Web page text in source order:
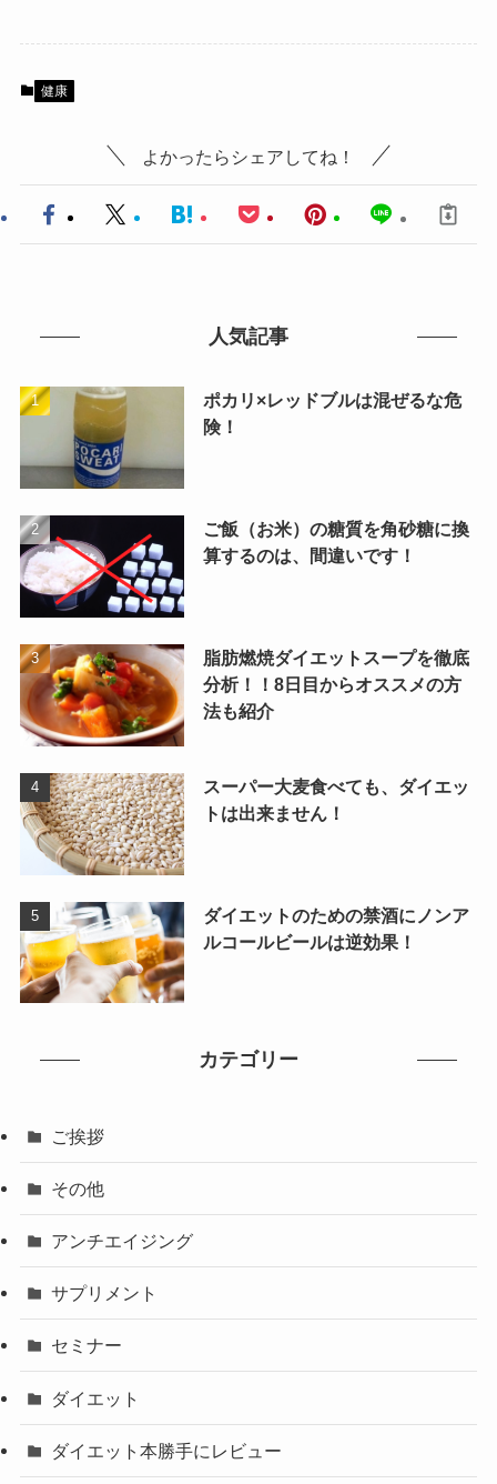
健康
よかったらシェアしてね！
人気記事
ポカリ×レッドブルは混ぜるな危
険！
ご飯（お米）の糖質を角砂糖に換
算するのは、間違いです！
脂肪燃焼ダイエットスープを徹底
分析！！8日目からオススメの方
法も紹介
スーパー大麦食べても、ダイエッ
トは出来ません！
ダイエットのための禁酒にノンア
ルコールビールは逆効果！
カテゴリー
ご挨拶
その他
アンチエイジング
サプリメント
セミナー
ダイエット
ダイエット本勝手にレビュー